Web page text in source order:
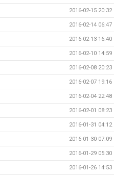
2016-02-15 20:32
2016-02-14 06:47
2016-02-13 16:40
2016-02-10 14:59
2016-02-08 20:23
2016-02-07 19:16
2016-02-04 22:48
2016-02-01 08:23
2016-01-31 04:12
2016-01-30 07:09
2016-01-29 05:30
2016-01-26 14:53